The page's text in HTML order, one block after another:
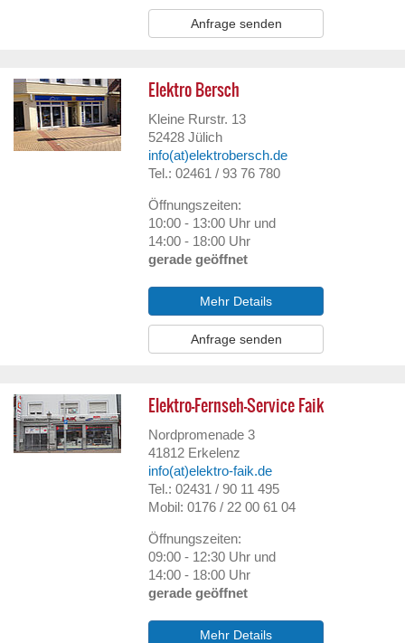
Anfrage senden
Elektro Bersch
Kleine Rurstr. 13
52428 Jülich
info(at)elektrobersch.de
Tel.: 02461 / 93 76 780
Öffnungszeiten:
10:00 - 13:00 Uhr und
14:00 - 18:00 Uhr
gerade geöffnet
Mehr Details
Anfrage senden
Elektro-Fernseh-Service Faik
Nordpromenade 3
41812 Erkelenz
info(at)elektro-faik.de
Tel.: 02431 / 90 11 495
Mobil: 0176 / 22 00 61 04
Öffnungszeiten:
09:00 - 12:30 Uhr und
14:00 - 18:00 Uhr
gerade geöffnet
Mehr Details